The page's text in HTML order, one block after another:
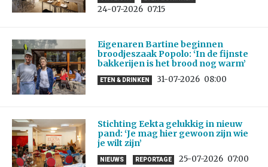
24-07-2026 07:15
Eigenaren Bartine beginnen
broodjeszaak Popolo: ‘In de fijnste
bakkerijen is het brood nog warm’
ETEN & DRINKEN 31-07-2026 08:00
Stichting Eekta gelukkig in nieuw
pand: ‘Je mag hier gewoon zijn wie
je wilt zijn’
NIEUWS REPORTAGE 25-07-2026 07:00